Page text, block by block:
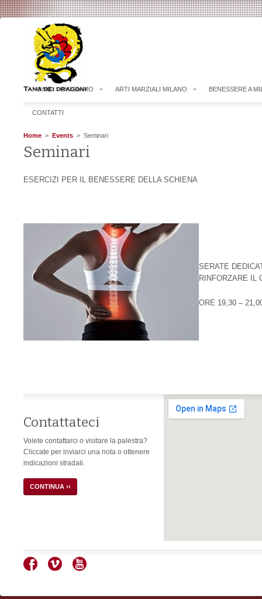
HOME CHI SIAMO ARTI MARZIALI MILANO BENESSERE A
CONTATTI
Home > Events > Seminari
Seminari
ESERCIZI PER IL BENESSERE DELLA SCHIENA
SERATE
RINFORZARE IL
ORE 19,30 –
Contattateci
Volete contattarci o visitare la palestra?
Cliccate per inviarci una nota o ottenere
indicazioni stradali.
CONTINUA ››